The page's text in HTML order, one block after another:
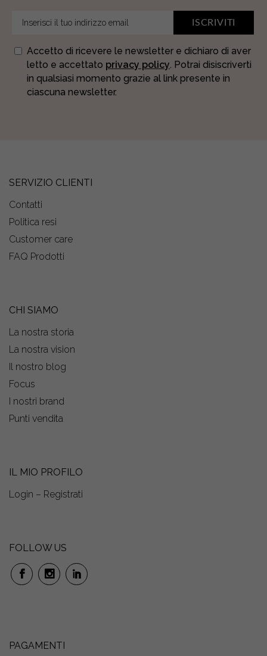
ISCRIVITI
Accetto di ricevere le newsletter e dichiaro di aver
letto e accettato privacy policy. Potrai disiscriverti
in qualsiasi momento grazie al link presente in
ciascuna newsletter.
SERVIZIO CLIENTI
Contatti
Politica resi
Customer care
FAQ Prodotti
CHI SIAMO
La nostra storia
La nostra vision
Il nostro blog
Focus
I nostri brand
Punti vendita
IL MIO PROFILO
Login – Registrati
FOLLOW US
PAGAMENTI